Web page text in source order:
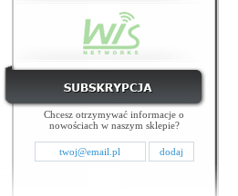
Chcesz otrzymywać informacje o
nowościach w naszym sklepie?